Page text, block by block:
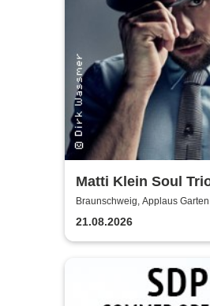
Matti Klein Soul
Max Mutzke
Braunschweig, Applaus Garten
21.08.2026